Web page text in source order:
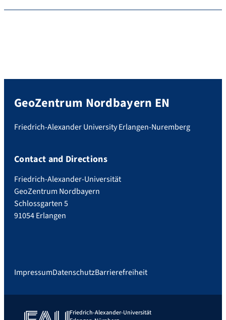
GeoZentrum Nordbayern EN
Friedrich-Alexander University Erlangen-Nuremberg
Contact and Directions
Friedrich-Alexander-Universität
GeoZentrum Nordbayern
Schlossgarten 5
91054 Erlangen
ImpressumDatenschutzBarrierefreiheit
Friedrich-Alexander-Universität